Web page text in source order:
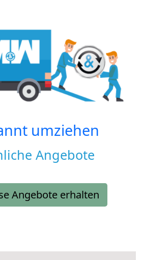
umziehen
Angebote
Angebote erhalten